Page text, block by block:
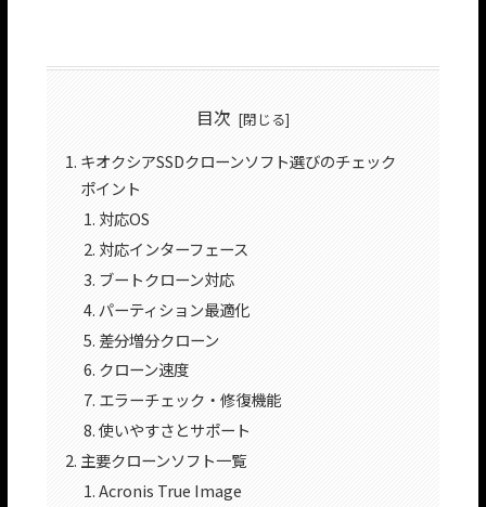
目次
キオクシアSSDクローンソフト選びのチェック
ポイント
対応OS
対応インターフェース
ブートクローン対応
パーティション最適化
差分増分クローン
クローン速度
エラーチェック・修復機能
使いやすさとサポート
主要クローンソフト一覧
Acronis True Image